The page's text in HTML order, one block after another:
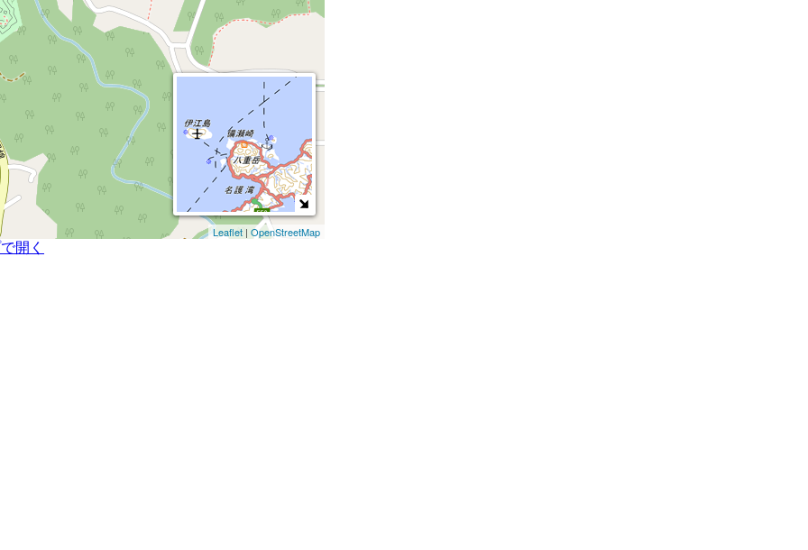
Leaflet | OpenStreetMap
開く